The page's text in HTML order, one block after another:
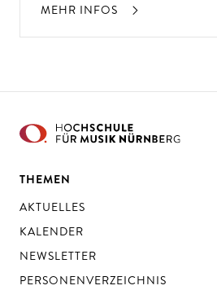
MEHR INFOS
THEMEN
AKTUELLES
KALENDER
NEWSLETTER
PERSONENVERZEICHNIS